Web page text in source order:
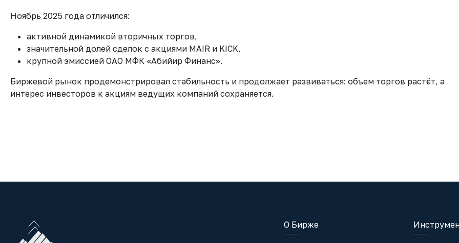
Ноябрь 2025 года отличился:
активной динамикой вторичных торгов,
значительной долей сделок с акциями MAIR и KICK,
крупной эмиссией ОАО МФК «Абийир Финанс».
Биржевой рынок продемонстрировал стабильность и продолжает развиваться: объем торгов растёт, а
интерес инвесторов к акциям ведущих компаний сохраняется.
О Бирже